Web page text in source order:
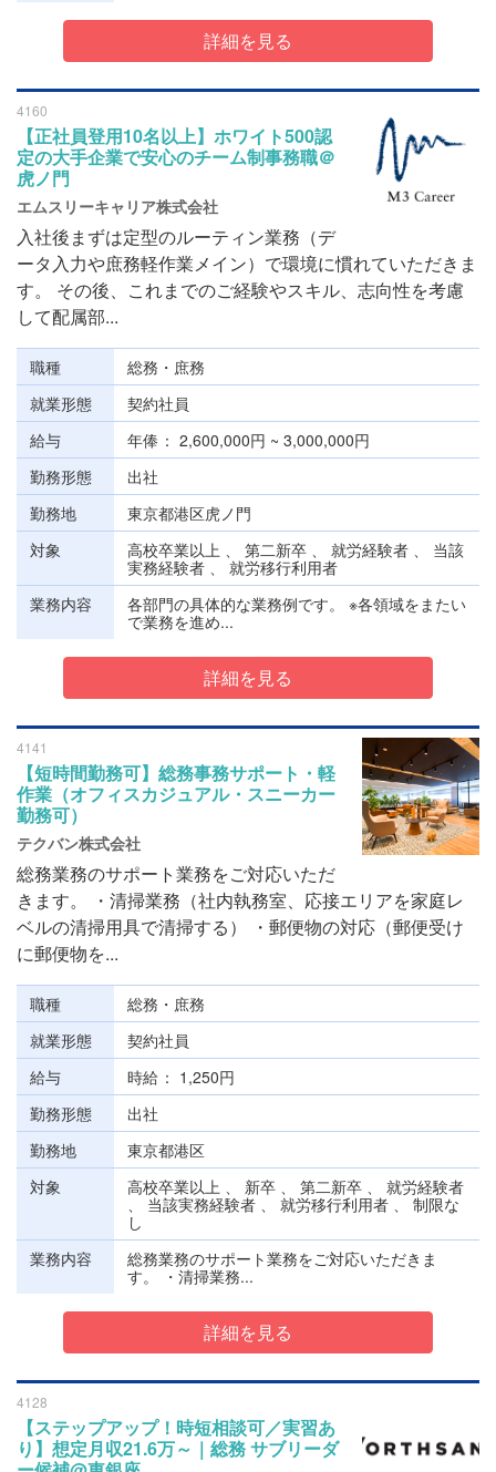
詳細を見る
4160
【正社員登用10名以上】ホワイト500認
定の大手企業で安心のチーム制事務職＠
虎ノ門
エムスリーキャリア株式会社
入社後まずは定型のルーティン業務（デ
ータ入力や庶務軽作業メイン）で環境に慣れていただきま
す。 その後、これまでのご経験やスキル、志向性を考慮
して配属部...
職種
総務・庶務
就業形態
契約社員
給与
年俸
2,600,000円 ~ 3,000,000円
勤務形態
出社
勤務地
東京都港区虎ノ門
対象
高校卒業以上 、 第二新卒 、 就労経験者 、 当該
実務経験者 、 就労移行利用者
業務内容
各部門の具体的な業務例です。 ※各領域をまたい
で業務を進め...
詳細を見る
4141
【短時間勤務可】総務事務サポート・軽
作業（オフィスカジュアル・スニーカー
勤務可）
テクバン株式会社
総務業務のサポート業務をご対応いただ
きます。 ・清掃業務（社内執務室、応接エリアを家庭レ
ベルの清掃用具で清掃する） ・郵便物の対応（郵便受け
に郵便物を...
職種
総務・庶務
就業形態
契約社員
給与
時給
1,250円
勤務形態
出社
勤務地
東京都港区
対象
高校卒業以上 、 新卒 、 第二新卒 、 就労経験者
、 当該実務経験者 、 就労移行利用者 、 制限な
し
業務内容
総務業務のサポート業務をご対応いただきま
す。 ・清掃業務...
詳細を見る
4128
【ステップアップ！時短相談可／実習あ
り】想定月収21.6万～｜総務 サブリーダ